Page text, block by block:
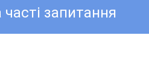
часті запитання